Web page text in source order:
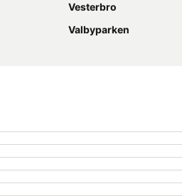
Vesterbro
Valbyparken